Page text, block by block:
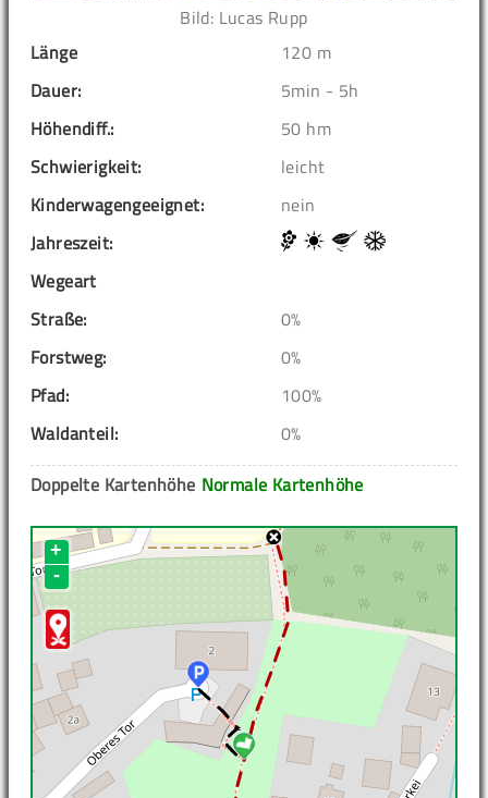
Bild: Lucas Rupp
Länge
120 m
Dauer:
5min - 5h
Höhendiff.:
50 hm
Schwierigkeit:
leicht
Kinderwagengeeignet:
nein
Jahreszeit:
Wegeart
Straße:
0%
Forstweg:
0%
Pfad:
100%
Waldanteil:
0%
Normale Kartenhöhe
Doppelte Kartenhöhe
+
-